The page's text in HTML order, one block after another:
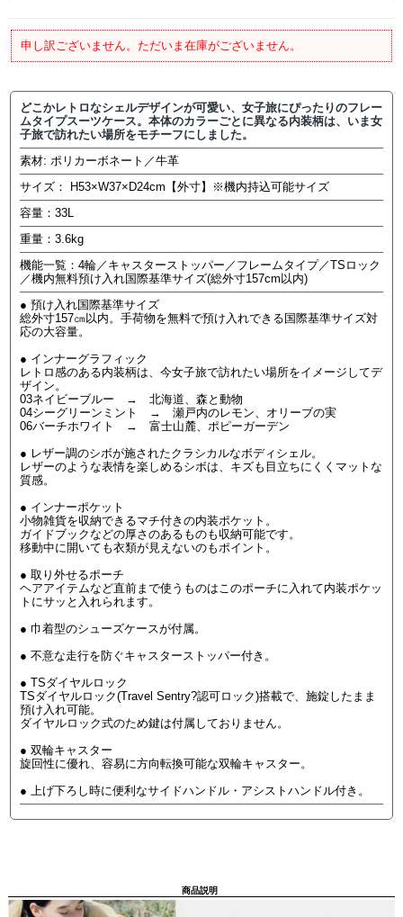
申し訳ございません。ただいま在庫がございません。
どこかレトロなシェルデザインが可愛い、女子旅にぴったりのフレー
ムタイプスーツケース。本体のカラーごとに異なる内装柄は、いま女
子旅で訪れたい場所をモチーフにしました。
素材: ポリカーボネート／牛革
サイズ： H53×W37×D24cm【外寸】※機内持込可能サイズ
容量：33L
重量：3.6kg
機能一覧：4輪／キャスターストッパー／フレームタイプ／TSロック
／機内無料預け入れ国際基準サイズ(総外寸157cm以内)
● 預け入れ国際基準サイズ
総外寸157㎝以内。手荷物を無料で預け入れできる国際基準サイズ対
応の大容量。
● インナーグラフィック
レトロ感のある内装柄は、今女子旅で訪れたい場所をイメージしてデ
ザイン。
03ネイビーブルー → 北海道、森と動物
04シーグリーンミント → 瀬戸内のレモン、オリーブの実
06バーチホワイト → 富士山麓、ポピーガーデン
● レザー調のシボが施されたクラシカルなボディシェル。
レザーのような表情を楽しめるシボは、キズも目立ちにくくマットな
質感。
● インナーポケット
小物雑貨を収納できるマチ付きの内装ポケット。
ガイドブックなどの厚さのあるものも収納可能です。
移動中に開いても衣類が見えないのもポイント。
● 取り外せるポーチ
ヘアアイテムなど直前まで使うものはこのポーチに入れて内装ポケッ
トにサッと入れられます。
● 巾着型のシューズケースが付属。
● 不意な走行を防ぐキャスターストッパー付き。
● TSダイヤルロック
TSダイヤルロック(Travel Sentry?認可ロック)搭載で、施錠したまま
預け入れ可能。
ダイヤルロック式のため鍵は付属しておりません。
● 双輪キャスター
旋回性に優れ、容易に方向転換可能な双輪キャスター。
● 上げ下ろし時に便利なサイドハンドル・アシストハンドル付き。
商品説明